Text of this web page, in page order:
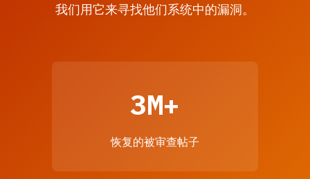
我们用它来寻找他们系统中的漏洞。
3M+
恢复的被审查帖子